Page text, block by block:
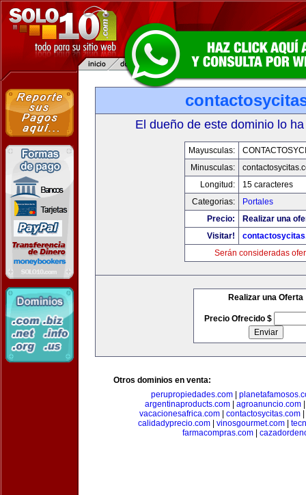
El dueño de este dominio lo
Mayusculas:
Minusculas:
Longitud:
15 caracteres
Categorias:
Portales
Precio:
Realizar una
Visitar!
Serán consideradas
Realizar una Oferta
Precio Ofrecido $
Otros dominios en venta:
perupropiedades.com
argentinaproducts.com| agroanuncio.com
vacacionesafrica.com| contactosycitas.com|
calidadyprecio.com
vinosgourmet.com
farmacompras.com|